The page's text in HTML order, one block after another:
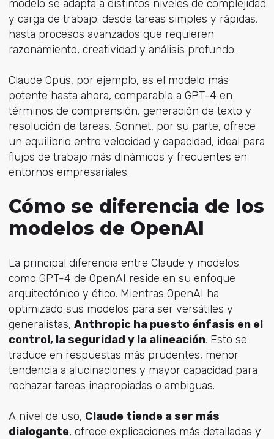
modelo se adapta a distintos niveles de complejidad
y carga de trabajo: desde tareas simples y rápidas,
hasta procesos avanzados que requieren
razonamiento, creatividad y análisis profundo.
Claude Opus, por ejemplo, es el modelo más
potente hasta ahora, comparable a GPT-4 en
términos de comprensión, generación de texto y
resolución de tareas. Sonnet, por su parte, ofrece
un equilibrio entre velocidad y capacidad, ideal para
flujos de trabajo más dinámicos y frecuentes en
entornos empresariales.
Cómo se diferencia de los
modelos de OpenAI
La principal diferencia entre Claude y modelos
como GPT-4 de OpenAI reside en su enfoque
arquitectónico y ético. Mientras OpenAI ha
optimizado sus modelos para ser versátiles y
generalistas, Anthropic ha puesto énfasis en el
control, la seguridad y la alineación. Esto se
traduce en respuestas más prudentes, menor
tendencia a alucinaciones y mayor capacidad para
rechazar tareas inapropiadas o ambiguas.
A nivel de uso, Claude tiende a ser más
dialogante, ofrece explicaciones más detalladas y